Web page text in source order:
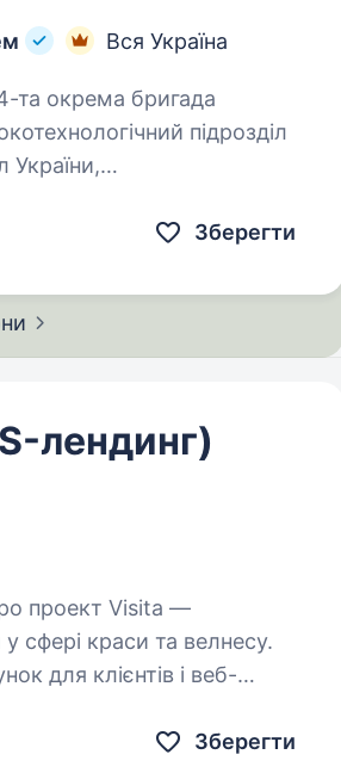
Вся Україна
підрозділ
України,
Зберегти
лендинг)
сфері краси та велнесу.
для клієнтів і веб-
Зберегти